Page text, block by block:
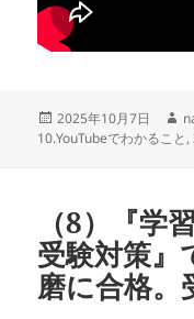
投
稿
2025年10月7日
10.YouTubeでわかること ,
（8）『学
受験対策』
磨に合格。